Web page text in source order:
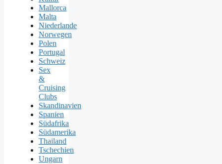
Mallorca
Malta
Niederlande
Norwegen
Polen
Portugal
Schweiz
Sex
&
Cruising
Clubs
Skandinavien
Spanien
Südafrika
Südamerika
Thailand
Tschechien
Ungarn